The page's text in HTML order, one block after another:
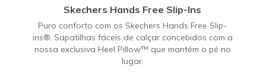
Skechers Hands Free Slip-Ins
Puro conforto com os Skechers Hands Free Slip-
ins®. Sapatilhas fáceis de calçar concebidos com a
nossa exclusiva Heel Pillow™ que mantém o pé no
lugar.